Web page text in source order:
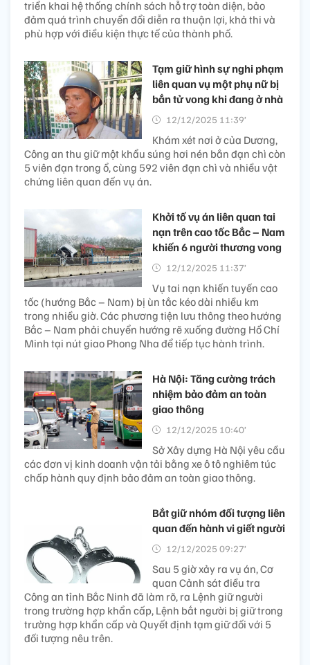
triển khai hệ thống chính sách hỗ trợ toàn diện, bảo
đảm quá trình chuyển đổi diễn ra thuận lợi, khả thi và
phù hợp với điều kiện thực tế của thành phố.
Tạm giữ hình sự nghi phạm
liên quan vụ một phụ nữ bị
bắn tử vong khi đang ở nhà
12/12/2025 11:39’
Khám xét nơi ở của Dương,
Công an thu giữ một khẩu súng hơi nén bắn đạn chì còn
5 viên đạn trong ổ, cùng 592 viên đạn chì và nhiều vật
chứng liên quan đến vụ án.
Khởi tố vụ án liên quan tai
nạn trên cao tốc Bắc – Nam
khiến 6 người thương vong
12/12/2025 11:37’
Vụ tai nạn khiến tuyến cao
tốc (hướng Bắc – Nam) bị ùn tắc kéo dài nhiều km
trong nhiều giờ. Các phương tiện lưu thông theo hướng
Bắc – Nam phải chuyển hướng rẽ xuống đường Hồ Chí
Minh tại nút giao Phong Nha để tiếp tục hành trình.
Hà Nội: Tăng cường trách
nhiệm bảo đảm an toàn
giao thông
12/12/2025 10:40’
Sở Xây dựng Hà Nội yêu cầu
các đơn vị kinh doanh vận tải bằng xe ô tô nghiêm túc
chấp hành quy định bảo đảm an toàn giao thông.
Bắt giữ nhóm đối tượng liên
quan đến hành vi giết người
12/12/2025 09:27’
Sau 5 giờ xảy ra vụ án, Cơ
quan Cảnh sát điều tra
Công an tỉnh Bắc Ninh đã làm rõ, ra Lệnh giữ người
trong trường hợp khẩn cấp, Lệnh bắt người bị giữ trong
trường hợp khẩn cấp và Quyết định tạm giữ đối với 5
đối tượng nêu trên.